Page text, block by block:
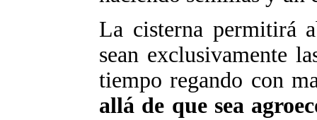
La cisterna permitirá
sean exclusivamente
tiempo regando con
allá de que sea